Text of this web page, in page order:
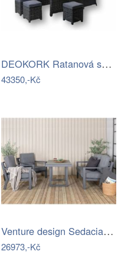
DEOKORK Ratanová sestava DAKOTA …
43350,-Kč
Venture design Sedacia súprava…
26973,-Kč